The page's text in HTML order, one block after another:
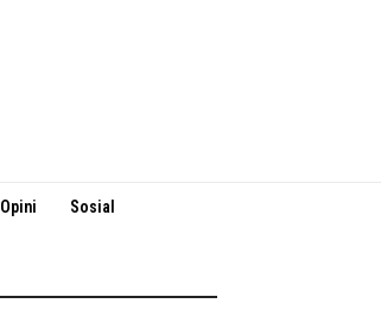
Opini Sosial